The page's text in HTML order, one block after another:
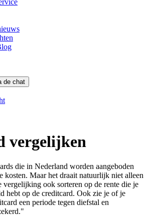
de chat
vergelijken
die in Nederland worden aangeboden
kosten. Maar het draait natuurlijk niet alleen
vergelijking ook sorteren op de rente die je
hebt op de creditcard. Ook zie je of je
een periode tegen diefstal en